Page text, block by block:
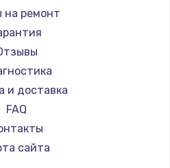
RED solution
Bravilor Bonamat
Vard
Tuvio
Carrera
Supra
Jura
Olympia
Saeco
Cimbali
WMF
Nivona
Astoria
на ремонт
и доставка
FAQ
сайта